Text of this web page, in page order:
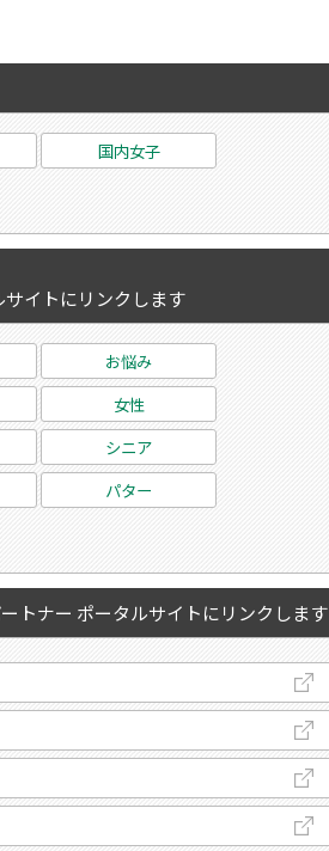
国内女子
イトにリンクします
お悩み
女性
シニア
パター
トナー ポータルサイトにリンクします